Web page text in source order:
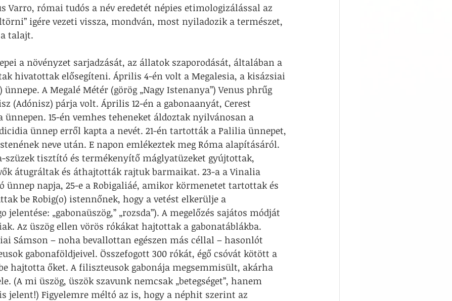
Varro, római tudós a név eredetét népies etimologizálással az
igére vezeti vissza, mondván, most nyiladozik a természet,
talajt.
a növényzet sarjadzását, az állatok szaporodását, általában a
hivatottak elősegíteni. Április 4-én volt a Megalesia, a kisázsiai
ünnepe. A Megalé Métér (görög „Nagy Istenanya”) Venus phrűg
(Adónisz) párja volt. Április 12-én a gabonaanyát, Cerest
ünnepen. 15-én vemhes teheneket áldoztak nyilvánosan a
ünnep erről kapta a nevét. 21-én tartották a Palilia ünnepet,
neve után. E napon emlékeztek meg Róma alapításáról.
szüzek tisztító és termékenyítő máglyatüzeket gyújtottak,
átugráltak és áthajtották rajtuk barmaikat. 23-a a Vinalia
ünnep napja, 25-e a Robigaliáé, amikor körmenetet tartottak és
be Robig(o) istennőnek, hogy a vetést elkerülje a
jelentése: „gabonaüszög,” „rozsda”). A megelőzés sajátos módját
Az üszög ellen vörös rókákat hajtottak a gabonatáblákba.
Sámson – noha bevallottan egészen más céllal – hasonlót
gabonaföldjeivel. Összefogott 300 rókát, égő csóvát kötött a
hajtotta őket. A filiszteusok gabonája megsemmisült, akárha
(A mi üszög, üszök szavunk nemcsak „betegséget”, hanem
jelent!) Figyelemre méltó az is, hogy a néphit szerint az